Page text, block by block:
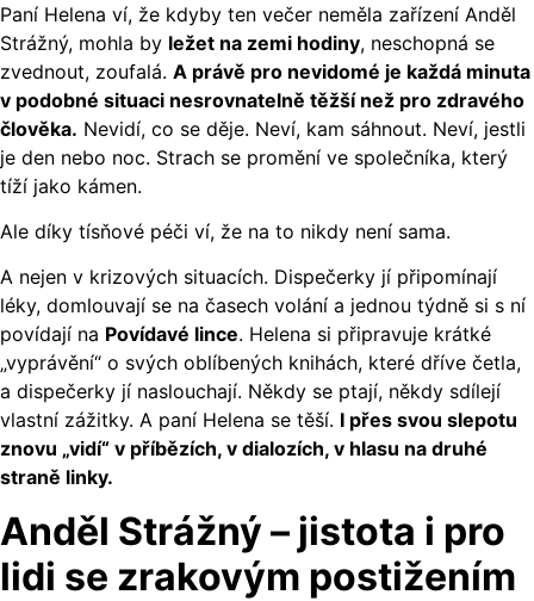
Paní Helena ví, že kdyby ten večer neměla zařízení Anděl
Strážný, mohla by ležet na zemi hodiny, neschopná se
zvednout, zoufalá. A právě pro nevidomé je každá minuta
v podobné situaci nesrovnatelně těžší než pro zdravého
člověka. Nevidí, co se děje. Neví, kam sáhnout. Neví, jestli
je den nebo noc. Strach se promění ve společníka, který
tíží jako kámen.
Ale díky tísňové péči ví, že na to nikdy není sama.
A nejen v krizových situacích. Dispečerky jí připomínají
léky, domlouvají se na časech volání a jednou týdně si s ní
povídají na Povídavé lince. Helena si připravuje krátké
„vyprávění“ o svých oblíbených knihách, které dříve četla,
a dispečerky jí naslouchají. Někdy se ptají, někdy sdílejí
vlastní zážitky. A paní Helena se těší. I přes svou slepotu
znovu „vidí“ v příbězích, v dialozích, v hlasu na druhé
straně linky.
Anděl Strážný – jistota i pro
lidi se zrakovým postižením